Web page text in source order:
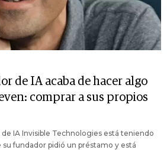
de IA acaba de hacer algo
comprar a sus propios
IA Invisible Technologies está teniendo
fundador pidió un préstamo y está